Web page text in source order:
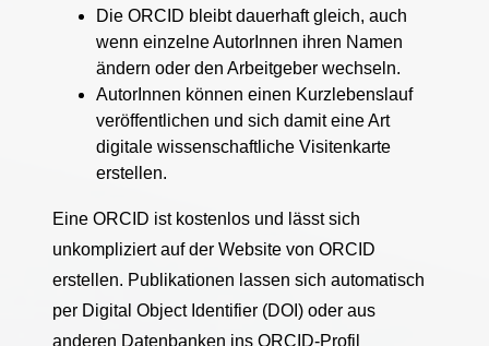
Die ORCID bleibt dauerhaft gleich, auch
wenn einzelne AutorInnen ihren Namen
ändern oder den Arbeitgeber wechseln.
AutorInnen können einen Kurzlebenslauf
veröffentlichen und sich damit eine Art
digitale wissenschaftliche Visitenkarte
erstellen.
Eine ORCID ist kostenlos und lässt sich
unkompliziert auf der Website von ORCID
erstellen. Publikationen lassen sich automatisch
per Digital Object Identifier (DOI) oder aus
anderen Datenbanken ins ORCID-Profil